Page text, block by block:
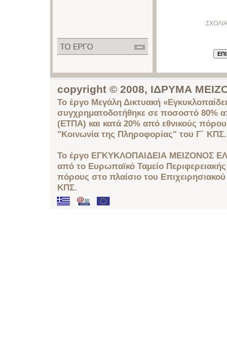
copyright © 2008, ΙΔΡΥΜΑ
Το έργο Μεγάλη Δικτυακή
συγχρηματοδοτήθηκε σε ποσοστό 80%
(ΕΤΠΑ) και κατά 20% από εθνικούς
"Κοινωνία της Πληροφορίας" του Γ΄ ΚΠΣ.
Το έργο ΕΓΚΥΚΛΟΠΑΙΔΕΙΑ ΜΕΙΖΟΝΟΣ
από το Ευρωπαϊκό Ταμείο
πόρους στο πλαίσιο του
ΚΠΣ.